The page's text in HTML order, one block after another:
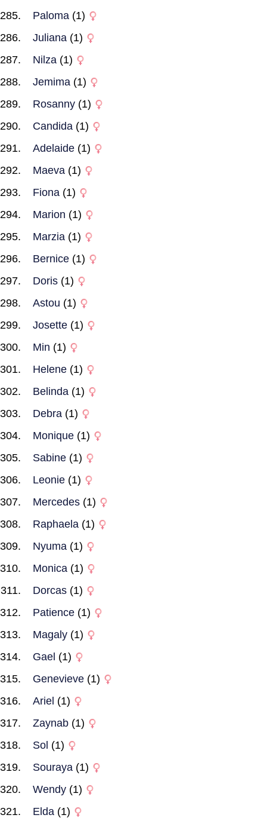
Paloma (1)
Juliana (1)
Nilza (1)
Jemima (1)
Rosanny (1)
Candida (1)
Adelaide (1)
Maeva (1)
Fiona (1)
Marion (1)
Marzia (1)
Bernice (1)
Doris (1)
Astou (1)
Josette (1)
Min (1)
Helene (1)
Belinda (1)
Debra (1)
Monique (1)
Sabine (1)
Leonie (1)
Mercedes (1)
Raphaela (1)
Nyuma (1)
Monica (1)
Dorcas (1)
Patience (1)
Magaly (1)
Gael (1)
Genevieve (1)
Ariel (1)
Zaynab (1)
Sol (1)
Souraya (1)
Wendy (1)
Elda (1)